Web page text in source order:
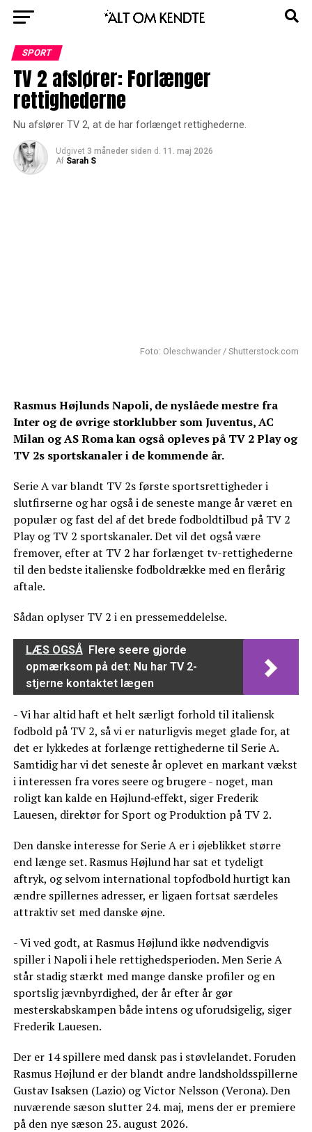
SPORT
TV 2 afslører: Forlænger
rettighederne
Nu afslører TV 2, at de har forlænget rettighederne.
Udgivet 3 måneder siden d. 11. maj 2026
Af Sarah S
Foto: Oleschwander / Shutterstock.com
Rasmus Højlunds Napoli, de nyslåede mestre fra
Inter og de øvrige storklubber som Juventus, AC
Milan og AS Roma kan også opleves på TV 2 Play og
TV 2s sportskanaler i de kommende år.
Serie A var blandt TV 2s første sportsrettigheder i
slutfirserne og har også i de seneste mange år været en
populær og fast del af det brede fodboldtilbud på TV 2
Play og TV 2 sportskanaler. Det vil det også være
fremover, efter at TV 2 har forlænget tv-rettighederne
til den bedste italienske fodboldrække med en flerårig
aftale.
Sådan oplyser TV 2 i en pressemeddelelse.
LÆS OGSÅ Flere seere gjorde
opmærksom på det: Nu har TV 2-
stjerne kontaktet lægen
- Vi har altid haft et helt særligt forhold til italiensk
fodbold på TV 2, så vi er naturligvis meget glade for, at
det er lykkedes at forlænge rettighederne til Serie A.
Samtidig har vi det seneste år oplevet en markant vækst
i interessen fra vores seere og brugere - noget, man
roligt kan kalde en Højlund‑effekt, siger Frederik
Lauesen, direktør for Sport og Produktion på TV 2.
Den danske interesse for Serie A er i øjeblikket større
end længe set. Rasmus Højlund har sat et tydeligt
aftryk, og selvom international topfodbold hurtigt kan
ændre spillernes adresser, er ligaen fortsat særdeles
attraktiv set med danske øjne.
- Vi ved godt, at Rasmus Højlund ikke nødvendigvis
spiller i Napoli i hele rettighedsperioden. Men Serie A
står stadig stærkt med mange danske profiler og en
sportslig jævnbyrdighed, der år efter år gør
mesterskabskampen både intens og uforudsigelig, siger
Frederik Lauesen.
Der er 14 spillere med dansk pas i støvlelandet. Foruden
Rasmus Højlund er der blandt andre landsholdsspillerne
Gustav Isaksen (Lazio) og Victor Nelsson (Verona). Den
nuværende sæson slutter 24. maj, mens der er premiere
på den nye sæson 23. august 2026.